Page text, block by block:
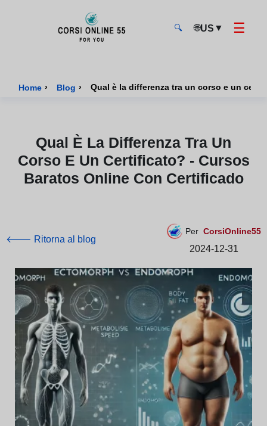
🔍 🌐US ▼ ☰
Home › Blog ›
Qual È La Differenza Tra Un
Corso E Un Certificato? - Cursos
Baratos Online Con Certificado
🡐 Ritorna al blog
Per CorsiOnline55
2024-12-31